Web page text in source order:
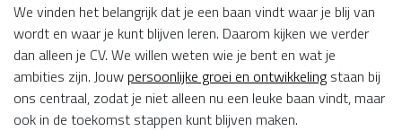
We vinden het belangrijk dat je een baan vindt waar je blij van
wordt en waar je kunt blijven leren. Daarom kijken we verder
dan alleen je CV. We willen weten wie je bent en wat je
ambities zijn. Jouw persoonlijke groei en ontwikkelingstaan bij
ons centraal, zodat je niet alleen nu een leuke baan vindt, maar
ook in de toekomst stappen kunt blijven maken.